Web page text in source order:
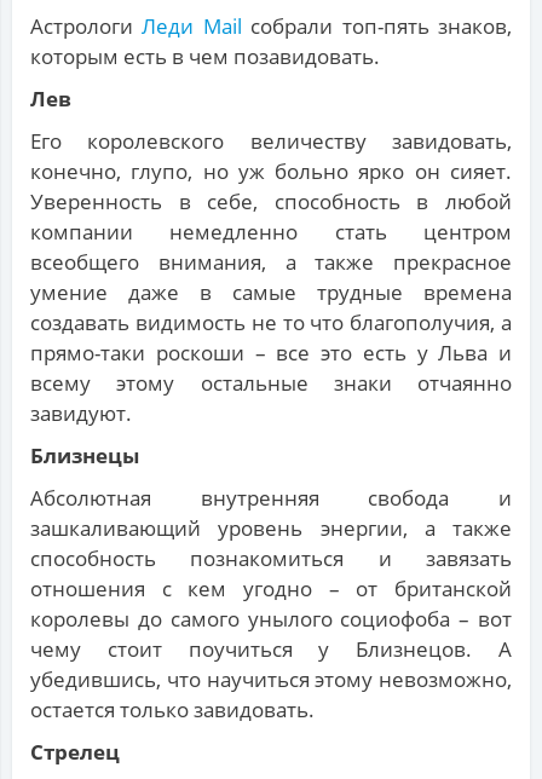
АстрологиЛеди Mail собрали топ-пять знаков,
которым есть в чем позавидовать.
Лев
Его королевского величеству завидовать,
конечно, глупо, но уж больно ярко он сияет.
Уверенность в себе, способность в любой
компании немедленно стать центром
всеобщего внимания, а также прекрасное
умение даже в самые трудные времена
создавать видимость не то что благополучия, а
прямо-таки роскоши – все это есть у Льва и
всему этому остальные знаки отчаянно
завидуют.
Близнецы
Абсолютная внутренняя свобода и
зашкаливающий уровень энергии, а также
способность познакомиться и завязать
отношения с кем угодно – от британской
королевы до самого унылого социофоба – вот
чему стоит поучиться у Близнецов. А
убедившись, что научиться этому невозможно,
остается только завидовать.
Стрелец